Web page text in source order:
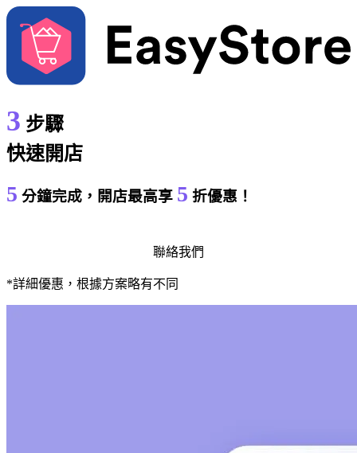
3 步驟
快速開店
5 分鐘完成，開店最高享 5 折優惠！
聯絡我們
*詳細優惠，根據方案略有不同